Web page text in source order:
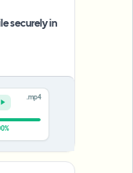
securely in
.mp4